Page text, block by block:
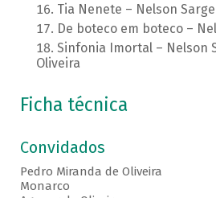
Tia Nenete – Nelson
De boteco em boteco –
Sinfonia Imortal – Nelson
Oliveira
Ficha técnica
Convidados
Pedro Miranda de Oliveira
Monarco